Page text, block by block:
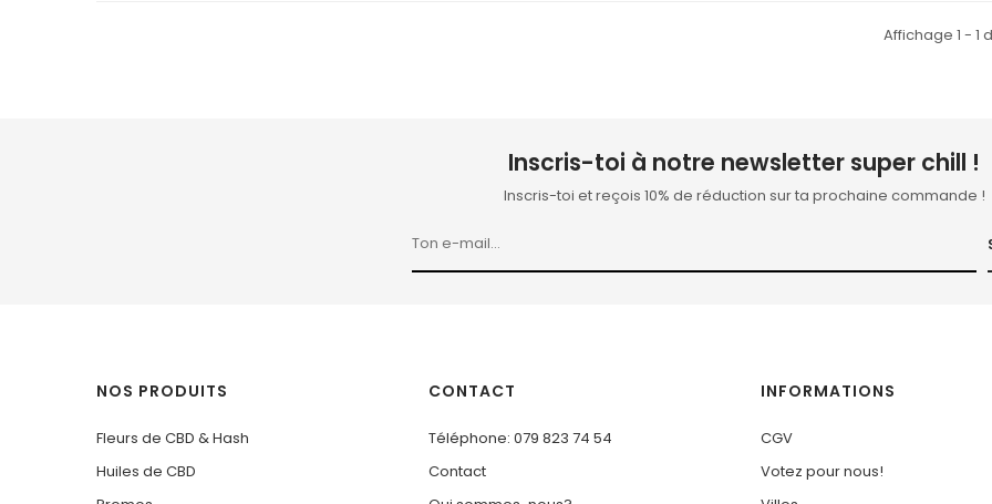
Affichage 1 - 1
Inscris-toi à notre newsletter super chill !
Inscris-toi et reçois 10% de réduction sur ta prochaine commande !
NOS PRODUITS
Fleurs de CBD & Hash
Huiles de CBD
CONTACT
Téléphone: 079 823 74 54
Contact
INFORMATIONS
CGV
Votez pour nous!